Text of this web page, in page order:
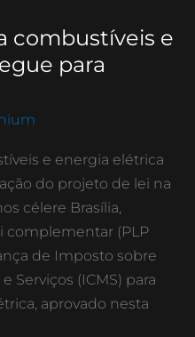
combustíveis e
para
e energia elétrica
do projeto de lei na
célere Brasília,
complementar (PLP
de Imposto sobre
Serviços (ICMS) para
aprovado nesta